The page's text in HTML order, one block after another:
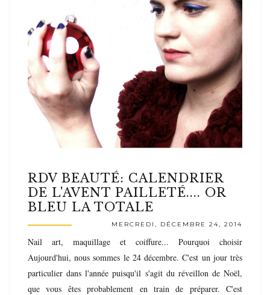
RDV BEAUTÉ: CALENDRIER
DE L'AVENT PAILLETÉ.... OR
BLEU LA TOTALE
MERCREDI, DÉCEMBRE 24, 2014
Nail art, maquillage et coiffure... Pourquoi choisir
Aujourd'hui, nous sommes le 24 décembre. C'est un jour très
particulier dans l'année puisqu'il s'agit du réveillon de Noël,
que vous êtes probablement en train de préparer. C'est